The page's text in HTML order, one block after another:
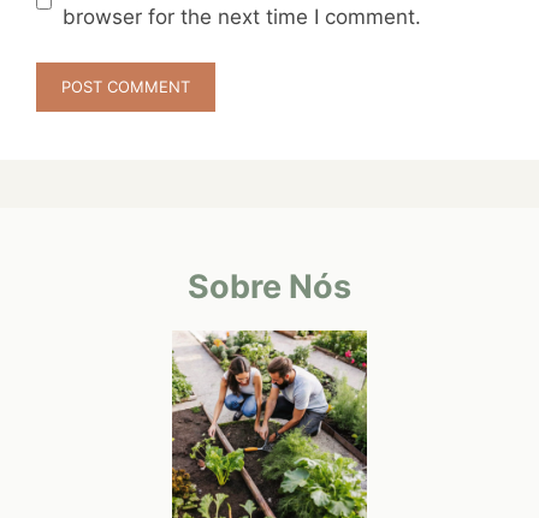
browser for the next time I comment.
Sobre Nós